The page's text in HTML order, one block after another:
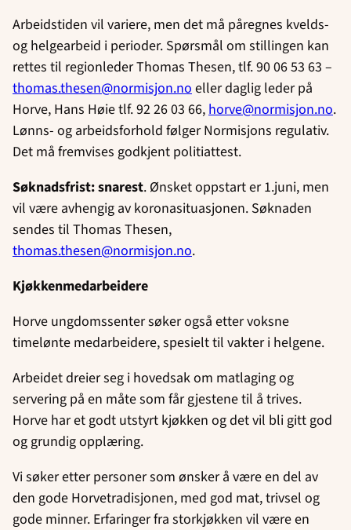
Arbeidstiden vil variere, men det må påregnes kvelds-
og helgearbeid i perioder. Spørsmål om stillingen kan
rettes til regionleder Thomas Thesen, tlf. 90 06 53 63 –
thomas.thesen@normisjon.noeller daglig leder på
Horve, Hans Høie tlf. 92 26 03 66,horve@normisjon.no.
Lønns- og arbeidsforhold følger Normisjons regulativ.
Det må fremvises godkjent politiattest.
Søknadsfrist: snarest. Ønsket oppstart er 1.juni, men
vil være avhengig av koronasituasjonen. Søknaden
sendes til Thomas Thesen,
thomas.thesen@normisjon.no.
Kjøkkenmedarbeidere
Horve ungdomssenter søker også etter voksne
timelønte medarbeidere, spesielt til vakter i helgene.
Arbeidet dreier seg i hovedsak om matlaging og
servering på en måte som får gjestene til å trives.
Horve har et godt utstyrt kjøkken og det vil bli gitt god
og grundig opplæring.
Vi søker etter personer som ønsker å være en del av
den gode Horvetradisjonen, med god mat, trivsel og
gode minner. Erfaringer fra storkjøkken vil være en